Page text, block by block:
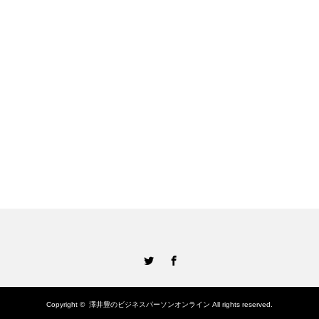
Copyright © 澤井豊のビジネスパーソンオンライン All rights reserved.